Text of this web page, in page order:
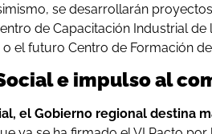
se desarrollarán
de Capacitación Industrial de
el futuro Centro de Formación
e impulso al
el Gobierno regional destina